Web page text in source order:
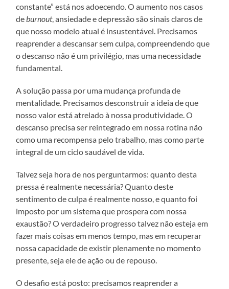
constante” está nos adoecendo. O aumento nos casos
de burnout, ansiedade e depressão são sinais claros de
que nosso modelo atual é insustentável. Precisamos
reaprender a descansar sem culpa, compreendendo que
o descanso não é um privilégio, mas uma necessidade
fundamental.
A solução passa por uma mudança profunda de
mentalidade. Precisamos desconstruir a ideia de que
nosso valor está atrelado à nossa produtividade. O
descanso precisa ser reintegrado em nossa rotina não
como uma recompensa pelo trabalho, mas como parte
integral de um ciclo saudável de vida.
Talvez seja hora de nos perguntarmos: quanto desta
pressa é realmente necessária? Quanto deste
sentimento de culpa é realmente nosso, e quanto foi
imposto por um sistema que prospera com nossa
exaustão? O verdadeiro progresso talvez não esteja em
fazer mais coisas em menos tempo, mas em recuperar
nossa capacidade de existir plenamente no momento
presente, seja ele de ação ou de repouso.
O desafio está posto: precisamos reaprender a